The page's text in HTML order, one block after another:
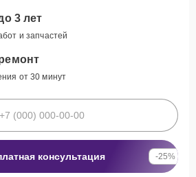
3 лет
и запчастей
от 30 минут
консультация -25%